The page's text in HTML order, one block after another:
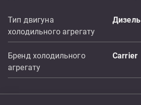
Тип двигуна
холодильного агрегату
Дизель
Бренд холодильного
агрегату
Carrier